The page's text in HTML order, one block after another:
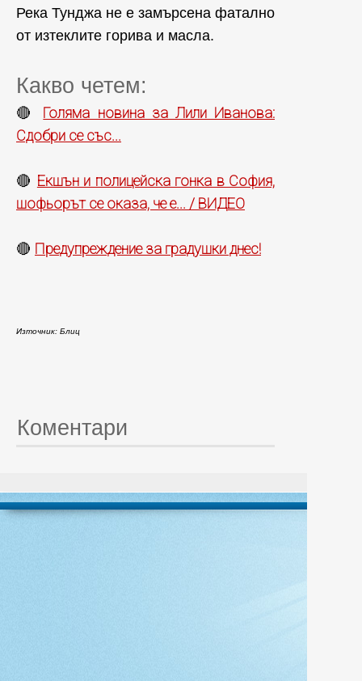
Река Тунджа не е замърсена фатално
от изтеклите горива и масла.
Какво четем:
🔴 Голяма новина за Лили Иванова:
Сдобри се със...
🔴 Екшън и полицейска гонка в София,
шофьорът се оказа, че е... / ВИДЕО
🔴 Предупреждение за градушки днес!
Източник: Блиц
Коментари